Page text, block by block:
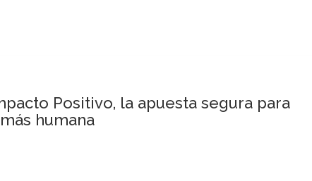
Positivo, la apuesta segura para
humana